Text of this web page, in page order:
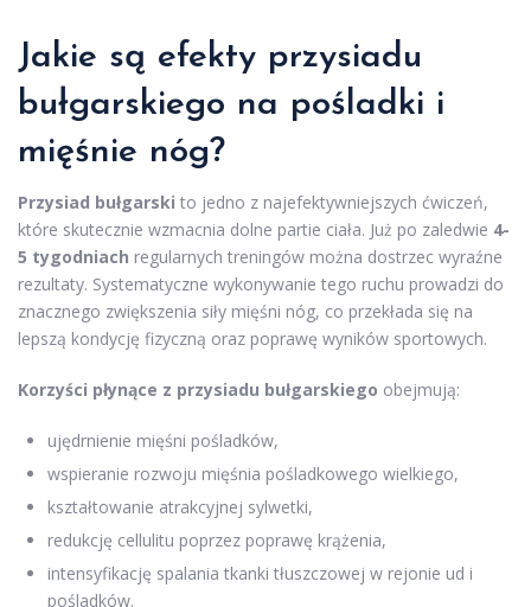
Jakie są efekty przysiadu
bułgarskiego na pośladki i
mięśnie nóg?
Przysiad bułgarski to jedno z najefektywniejszych ćwiczeń,
które skutecznie wzmacnia dolne partie ciała. Już po zaledwie 4-
5 tygodniach regularnych treningów można dostrzec wyraźne
rezultaty. Systematyczne wykonywanie tego ruchu prowadzi do
znacznego zwiększenia siły mięśni nóg, co przekłada się na
lepszą kondycję fizyczną oraz poprawę wyników sportowych.
Korzyści płynące z przysiadu bułgarskiego obejmują:
ujędrnienie mięśni pośladków,
wspieranie rozwoju mięśnia pośladkowego wielkiego,
kształtowanie atrakcyjnej sylwetki,
redukcję cellulitu poprzez poprawę krążenia,
intensyfikację spalania tkanki tłuszczowej w rejonie ud i
pośladków.